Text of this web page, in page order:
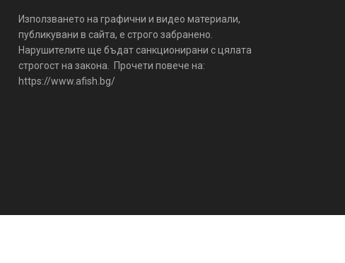
Използването на графични и видео материали,
публикувани в сайта, е строго забранено.
Нарушителите ще бъдат санкционирани с цялата
строгост на закона. Прочети повече на:
https://www.afish.bg/